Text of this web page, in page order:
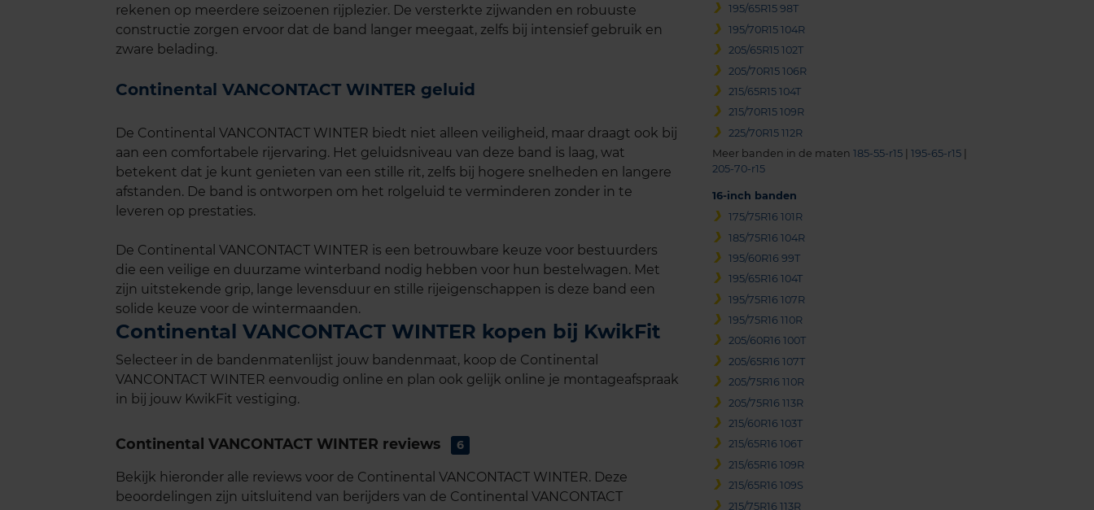
195/65R15 98T
195/70R15 104R
205/65R15 102T
205/70R15 106R
215/65R15 104T
215/70R15 109R
225/70R15 112R
Meer banden in de maten185-55-r15 |195-65-r15
205-70-r15
16-inch banden
175/75R16 101R
185/75R16 104R
195/60R16 99T
195/65R16 104T
195/75R16 107R
195/75R16 110R
205/60R16 100T
205/65R16 107T
205/75R16 110R
205/75R16 113R
215/60R16 103T
215/65R16 106T
215/65R16 109R
215/65R16 109S
215/75R16 113R
rekenen op meerdere seizoenen rijplezier. De versterkte zijwanden en robuuste
constructie zorgen ervoor dat de band langer meegaat, zelfs bij intensief gebruik en
zware belading.
Continental VANCONTACT WINTER geluid
De Continental VANCONTACT WINTER biedt niet alleen veiligheid, maar draagt ook bij
aan een comfortabele rijervaring. Het geluidsniveau van deze band is laag, wat
betekent dat je kunt genieten van een stille rit, zelfs bij hogere snelheden en langere
afstanden. De band is ontworpen om het rolgeluid te verminderen zonder in te
leveren op prestaties.
De Continental VANCONTACT WINTER is een betrouwbare keuze voor bestuurders
die een veilige en duurzame winterband nodig hebben voor hun bestelwagen. Met
zijn uitstekende grip, lange levensduur en stille rijeigenschappen is deze band een
solide keuze voor de wintermaanden.
Continental VANCONTACT WINTER kopen bij KwikFit
Selecteer in de bandenmatenlijst jouw bandenmaat, koop de Continental
VANCONTACT WINTER eenvoudig online en plan ook gelijk online je montageafspraak
in bij jouw KwikFit vestiging.
Continental VANCONTACT WINTER reviews 6
Bekijk hieronder alle reviews voor de Continental VANCONTACT WINTER. Deze
beoordelingen zijn uitsluitend van berijders van de Continental VANCONTACT